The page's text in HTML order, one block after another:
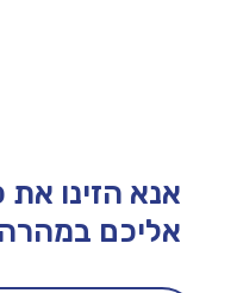
אנא הזינו את
אליכם